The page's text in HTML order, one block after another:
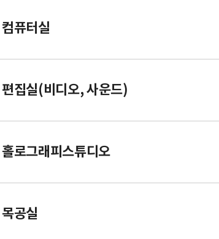
컴퓨터실
편집실(비디오, 사운드)
홀로그래피스튜디오
목공실